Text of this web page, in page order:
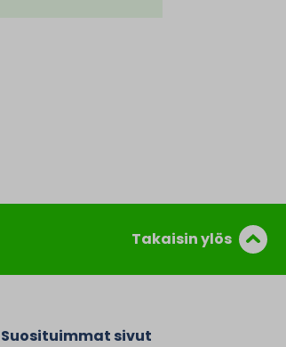
Takaisin ylös
Suosituimmat sivut